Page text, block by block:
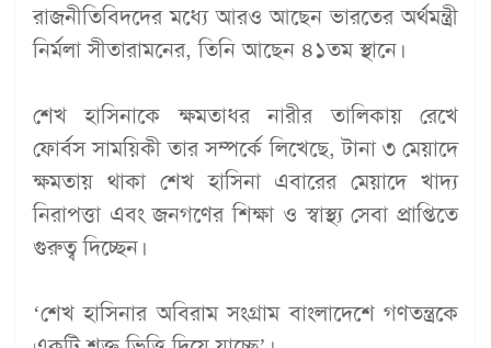
রাজনীতিবিদদের মধ্যে আরও আছেন ভারতের অর্থমন্ত্রী
নির্মলা সীতারামনের, তিনি আছেন ৪১তম স্থানে।
শেখ হাসিনাকে ক্ষমতাধর নারীর তালিকায় রেখে
ফোর্বস সাময়িকী তার সম্পর্কে লিখেছে, টানা ৩ মেয়াদে
ক্ষমতায় থাকা শেখ হাসিনা এবারের মেয়াদে খাদ্য
নিরাপত্তা এবং জনগণের শিক্ষা ও স্বাস্থ্য সেবা প্রাপ্তিতে
গুরুত্ব দিচ্ছেন।
‘শেখ হাসিনার অবিরাম সংগ্রাম বাংলাদেশে গণতন্ত্রকে